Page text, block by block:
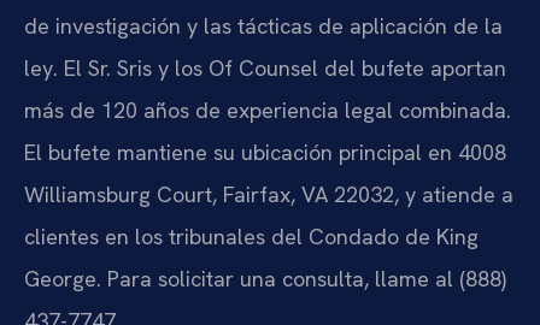
de investigación y las tácticas de aplicación de la
ley. El Sr. Sris y los Of Counsel del bufete aportan
más de 120 años de experiencia legal combinada.
El bufete mantiene su ubicación principal en 4008
Williamsburg Court, Fairfax, VA 22032, y atiende a
clientes en los tribunales del Condado de King
George. Para solicitar una consulta, llame al (888)